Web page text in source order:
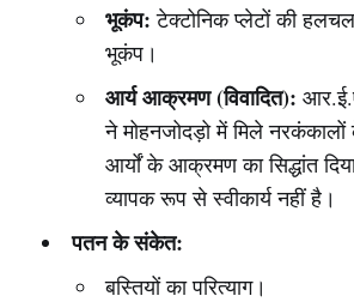
भूकंप: टेक्टोनिक प्लेटों की
भूकंप।
आर्य आक्रमण (विवादित):
ने मोहनजोदड़ो में मिले
आर्यों के आक्रमण का सिद्धांत
व्यापक रूप से स्वीकार्य नहीं है।
पतन के संकेत:
बस्तियों का परित्याग।